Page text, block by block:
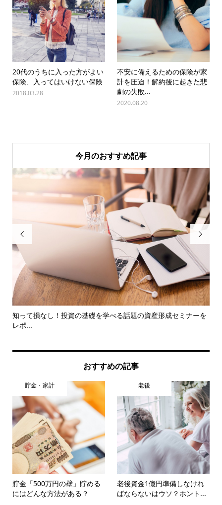
20代のうちに入った方がよい
保険、入ってはいけない保険
2018.03.28
不安に備えるための保険が家
計を圧迫！解約後に起きた悲
劇の失敗...
2020.08.20
今月のおすすめ記事

知って損なし！投資の基礎を学べる話題の資産形成セミナーを
レポ...

おすすめの記事
貯金・家計
貯金「500万円の壁」貯める
にはどんな方法がある？
老後
老後資金1億円準備しなけれ
ばならないはウソ？ホント...